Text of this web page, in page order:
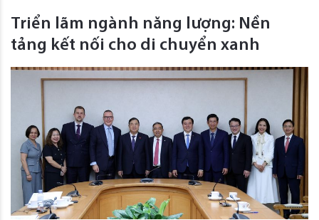
Triển lãm ngành năng lượng: Nền
tảng kết nối cho di chuyển xanh